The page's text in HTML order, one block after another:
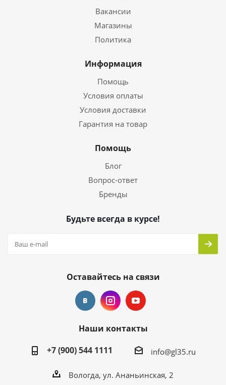
Вакансии
Магазины
Политика
Информация
Помощь
Условия оплаты
Условия доставки
Гарантия на товар
Помощь
Блог
Вопрос-ответ
Бренды
Будьте всегда в курсе!
Оставайтесь на связи
Наши контакты
+7 (900) 544 1111
info@gl35.ru
Вологда, ул. Ананьинская, 2